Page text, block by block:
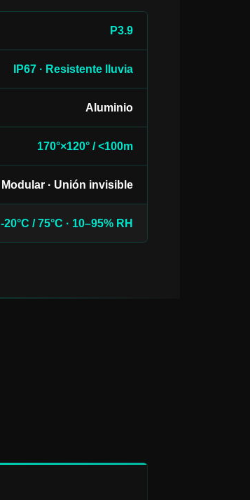
P3.9
IP67 · Resistente lluvia
Aluminio
170°×120° / <100m
Modular · Unión invisible
-20°C / 75°C · 10–95% RH